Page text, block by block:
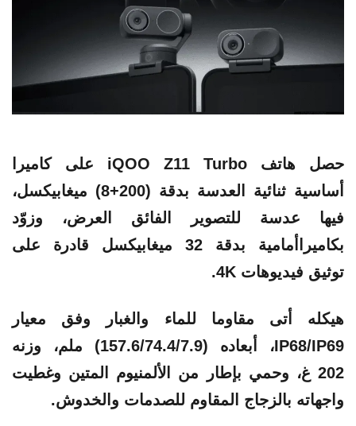
حصل هاتف
iQOO Z11 Turbo على كاميرا
أساسية ثنائية العدسة بدقة (200+8) ميغابيكسل،
فيها عدسة للتصوير الفائق العرض، وزوّد
بكاميراأمامية بدقة 32 ميغابيكسل قادرة على
توثيق فيديوهات 4K.
هيكله أتى مقاوما للماء والغبار وفق معيار
IP68/IP69، أبعاده (157.6/74.4/7.9) ملم، وزنه
202 غ، وحمي بإطار من الألمنيوم المتين وغطيت
واجهاته بالزجاج المقاوم للصدمات والخدوش.